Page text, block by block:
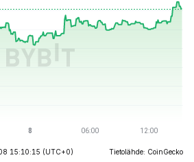
15:10:15 (UTC+0)
Tietolähde: CoinGecko